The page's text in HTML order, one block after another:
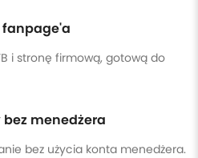
fanpage'a
i stronę firmową, gotową do
menedżera
bez użycia konta menedżera.